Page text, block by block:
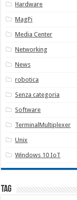
Hardware
MagPi
Media Center
Networking
News
robotica
Senza categoria
Software
TerminalMultiplexer
Unix
Windows 10 IoT
Tag